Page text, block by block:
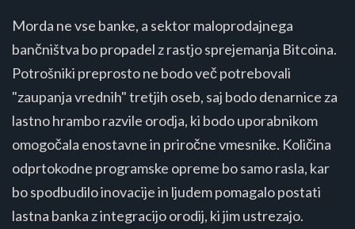
Morda ne vse banke, a sektor maloprodajnega
bančništva bo propadel z rastjo sprejemanja Bitcoina.
Potrošniki preprosto ne bodo več potrebovali
"zaupanja vrednih" tretjih oseb, saj bodo denarnice za
lastno hrambo razvile orodja, ki bodo uporabnikom
omogočala enostavne in priročne vmesnike. Količina
odprtokodne programske opreme bo samo rasla, kar
bo spodbudilo inovacije in ljudem pomagalo postati
lastna banka z integracijo orodij, ki jim ustrezajo.